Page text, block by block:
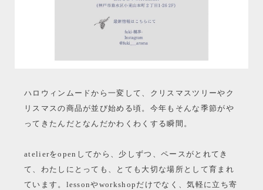
ハロウィンムードから一変して、クリスマスツリーやク
リスマスの商品が並び始める頃。今年もそんな季節がや
ってきたんだとなんだかわくわくする瞬間。
atelierをopenしてから、少しずつ、ペースがとれてき
て、わたしにとっても、とても大切な場所として育まれ
ています。lessonやworkshopだけでなく、気軽に立ち寄